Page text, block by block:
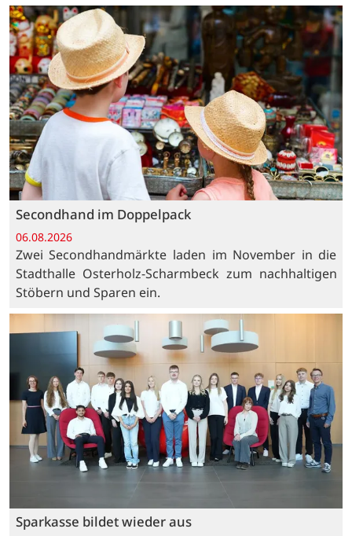
Secondhand im Doppelpack
06.08.2026
Zwei Secondhandmärkte laden im November in die
Stadthalle Osterholz-Scharmbeck zum nachhaltigen
Stöbern und Sparen ein.
Sparkasse bildet wieder aus